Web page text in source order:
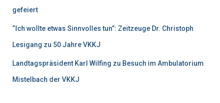
gefeiert
“Ich wollte etwas Sinnvolles tun”: Zeitzeuge Dr. Christoph
Lesigang zu 50 Jahre VKKJ
Landtagspräsident Karl Wilfing zu Besuch im Ambulatorium
Mistelbach der VKKJ